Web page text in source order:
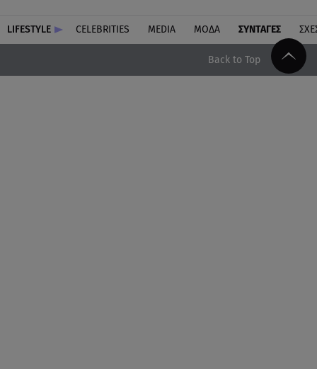
LIFESTYLE CELEBRITIES MEDIA ΜΟΔΑ ΣΥΝΤΑΓΕΣ
Back to Top